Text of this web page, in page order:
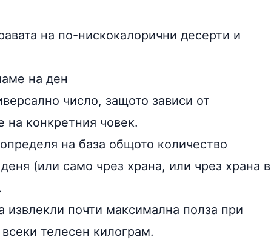
на по-нискокалорични десерти и
на ден
число, защото зависи от
конкретния човек.
на база общото количество
(или само чрез храна, или чрез храна в
извлекли почти максимална полза при
телесен килограм.